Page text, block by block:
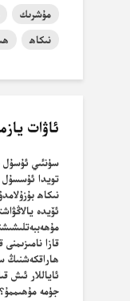
مۇشرىك
نىكاھ
ئاۋات
سۈنئىي ئۇسۇل
تويدا ئۇسسۇل
نىكاھ
ئۆيدە
قازا
ھاراقكەشنىڭ
ئاياللار ئىش
جۈمە